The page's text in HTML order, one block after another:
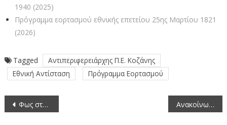
1940 (2025)
Πρόγραμμα εορτασμού εθνικής επετείου 25ης Μαρτίου 1821
(2026)
Tagged
Αντιπεριφερειάρχης Π.Ε. Κοζάνης
Εθνική Αντίσταση
Πρόγραμμα Εορτασμού
Πλοήγηση
άρθρων
Φως στον δρόμο προς Σιάτιστα – Ένα έργο που αλλάζει τα δεδομένα! Ανακοίνωση προκήρυξης θέσης Εθνικού Εμπειρογνώμονα στον Οργανισμό της Ε.Ε. για τη Συνεργασία στον Τομέα της Ποινικής Δικαιοσύνης (EUROJUST) (8-5-2026)